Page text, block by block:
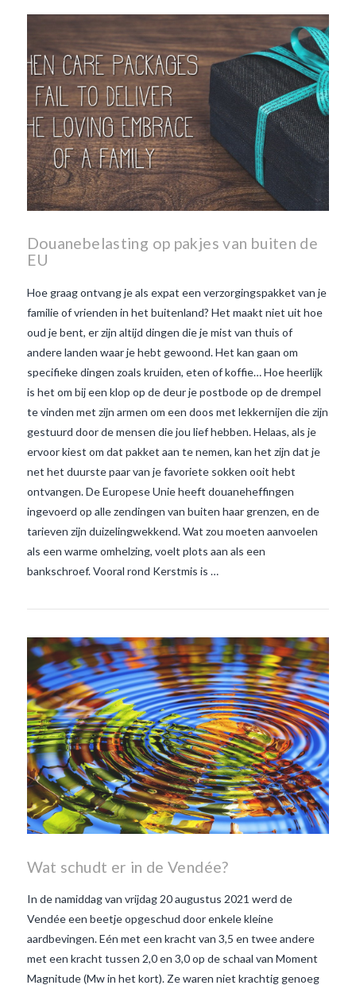
VIEW POST
Douanebelasting op pakjes van buiten de
EU
Hoe graag ontvang je als expat een verzorgingspakket van je
familie of vrienden in het buitenland? Het maakt niet uit hoe
oud je bent, er zijn altijd dingen die je mist van thuis of
andere landen waar je hebt gewoond. Het kan gaan om
specifieke dingen zoals kruiden, eten of koffie… Hoe heerlijk
is het om bij een klop op de deur je postbode op de drempel
te vinden met zijn armen om een doos met lekkernijen die zijn
gestuurd door de mensen die jou lief hebben. Helaas, als je
ervoor kiest om dat pakket aan te nemen, kan het zijn dat je
net het duurste paar van je favoriete sokken ooit hebt
ontvangen. De Europese Unie heeft douaneheffingen
ingevoerd op alle zendingen van buiten haar grenzen, en de
tarieven zijn duizelingwekkend. Wat zou moeten aanvoelen
als een warme omhelzing, voelt plots aan als een
bankschroef. Vooral rond Kerstmis is …
Wat schudt er in de Vendée?
In de namiddag van vrijdag 20 augustus 2021 werd de
Vendée een beetje opgeschud door enkele kleine
aardbevingen. Eén met een kracht van 3,5 en twee andere
met een kracht tussen 2,0 en 3,0 op de schaal van Moment
Magnitude (Mw in het kort). Ze waren niet krachtig genoeg